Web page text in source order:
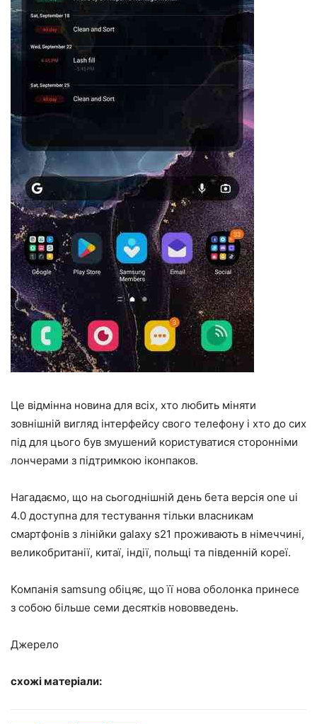
Це відмінна новина для всіх, хто любить міняти
зовнішній вигляд інтерфейсу свого телефону і хто до сих
під для цього був змушений користуватися сторонніми
лончерами з підтримкою іконпаков.
Нагадаємо, що на сьогоднішній день бета версія one ui
4.0 доступна для тестування тільки власникам
смартфонів з лінійки galaxy s21 проживають в німеччині,
великобританії, китаї, індії, польщі та південній кореї.
Компанія samsung обіцяє, що її нова оболонка принесе
з собою більше семи десятків нововведень.
Джерело
схожі матеріали: